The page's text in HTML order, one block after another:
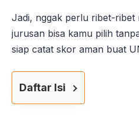
Jadi, nggak perlu ribet-ribet
jurusan bisa kamu pilih
siap catat skor aman buat
Daftar Isi